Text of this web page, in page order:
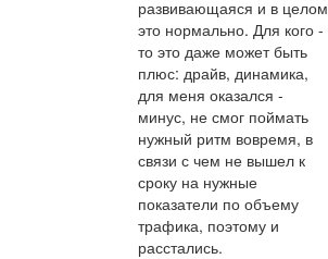
развивающаяся и в целом
это нормально. Для кого -
то это даже может быть
плюс: драйв, динамика,
для меня оказался -
минус, не смог поймать
нужный ритм вовремя, в
связи с чем не вышел к
сроку на нужные
показатели по объему
трафика, поэтому и
расстались.